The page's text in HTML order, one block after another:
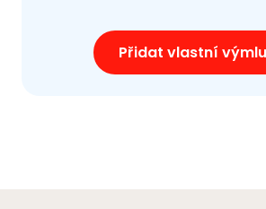
Přidat vlastní